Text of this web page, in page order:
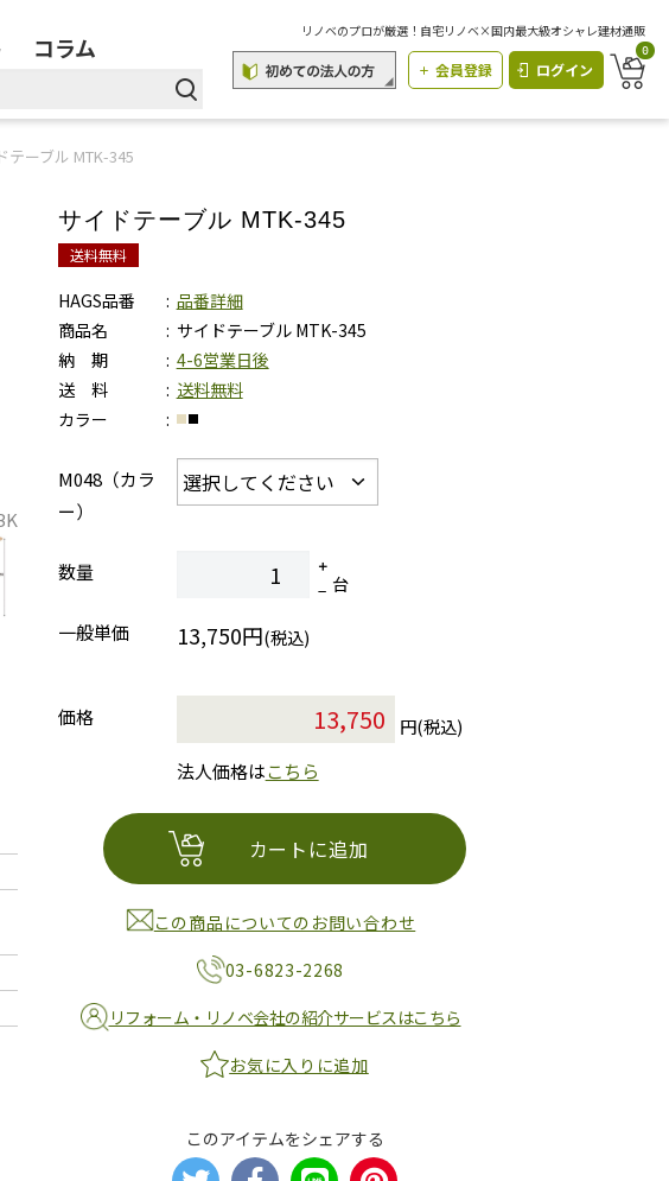
コラム
リノベのプロが厳選！自宅リノベ×国内最大級オシャレ建材通販
会員登録 ログイン
0
テーブル MTK-345
サイドテーブル MTK-345
送料無料
HAGS品番
品番詳細
商品名
サイドテーブル MTK-345
納 期
4-6営業日後
送 料
送料無料
カラー
M048（カラ
ー）
数量
台
一般単価
13,750円(税込)
価格
円(税込)
法人価格はこちら
カートに追加
この商品についてのお問い合わせ
03-6823-2268
リフォーム・リノベ会社の紹介サービスはこちら
お気に入りに追加
このアイテムをシェアする